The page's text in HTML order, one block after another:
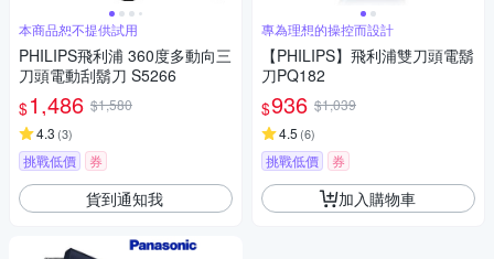
本商品恕不提供試用
PHILIPS飛利浦 360度多動向三
刀頭電動刮鬍刀 S5266
$1,486 $1,580
4.3 (3)
挑戰低價 券
貨到通知我
專為理想的操控而設計
【PHILIPS】飛利浦雙刀頭電鬍
刀PQ182
$936 $1,039
4.5 (6)
挑戰低價 券
加入購物車